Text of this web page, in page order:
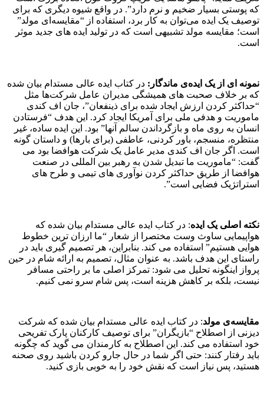
که پوستی بسیار ضخیم و نرم دارد”. در واقع شیوه دیگری که برای
توصیف یک ایده می‌توان به کار برد، استفاده از “مقایسه‌ای مولد”
است؛ مقایسه مولد تشبیهی است که در تولید ایده های جدید موثر
است.
نمونه ای از یک ایده‌ی ماندگار : در کتاب ایده عالی مستدام بیان شده
که بر خلاف صحبت های همیشگی مدیران عامل شرکت‌ها مثل
“حداکثر کردن ارزش ایجاد شده برای ذینفعان”، جان اف کندی
ماموریت و هدفی ملی برای آمریکا ایجاد کرد. این هدف “فرستادن
انسان به روی ماه و بازگرداندن سالم آنها” بود. این ایده ساده، غیر
منتظره، منسجم، باور کردنی، عاطفی (برای بارها) و داستان گونه
است. اگر جان اف کندی مدیر عامل یک شرکت هوافضا بود می
گفت: “ماموریت ما تبدیل شدن به رهبر بین المللی در صنعت
هوافضا از طریق حداکثر کردن نوآوری های تیمی و طرح های
استراتژیک فضایی است”.
نکته اصلی یک ایده: در کتاب ایده عالی مستدام بیان شده که
هواپیمایی ساوث وست مختصرا از شعار “ما ارزان ترین خطوط
هوایی هستیم” استفاده می کند. بنابراین، هر تصمیم گیری باید در
راستای این هدف باشد. به عنوان مثال، تصمیم به ارائه شام در حین
پرواز اینگونه تحلیل می شود: تمرکز اصلی ما بر راحتی مسافر
نیست، بلکه بر کاهش هزینه است، پس شام سرو نمی کنیم.
مقایسه‌ی مولد: در کتاب ایده عالی مستدام بیان شده که شرکت
دیزنی از اصطلاح “بازیگران” برای توصیف کارکنان پارک تفریحی
خود استفاده می کند. این اصطلاح به کارمندان می گوید که چگونه
باید رفتار کنند: حتی اگر شما در حال جارو کردن باشید روی صحنه
هستید، پس نیاز است که نقش خود را به خوبی بازی کنید.